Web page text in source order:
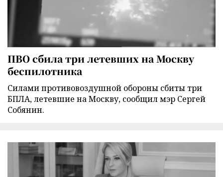
ПВО сбила три летевших на Москву
беспилотника
Силами противовоздушной обороны сбиты три
БПЛА, летевшие на Москву, сообщил мэр Сергей
Собянин.